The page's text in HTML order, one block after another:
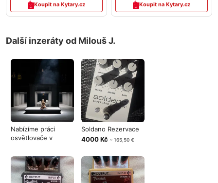
Koupit na Kytary.cz Koupit na Kytary.cz
Další inzeráty od Milouš J.
Nabízíme práci
osvětlovače v
Soldano Rezervace
4000 Kč ~ 165,50 €